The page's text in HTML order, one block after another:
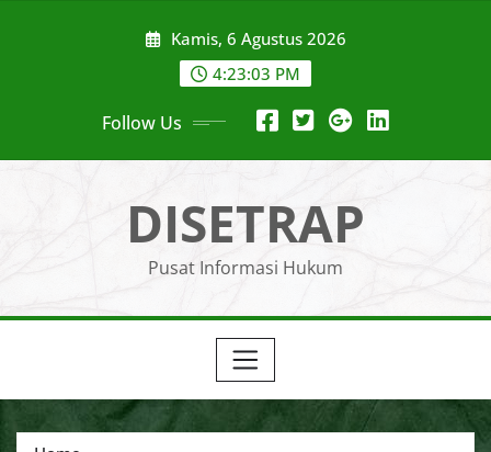
Kamis, 6 Agustus 2026
4:23:04 PM
Follow Us
DISETRAP
Pusat Informasi Hukum